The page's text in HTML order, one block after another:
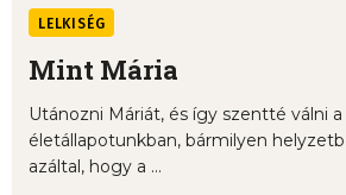
LELKISÉG
Mint Mária
Utánozni Máriát, és így szentté válni a
életállapotunkban, bármilyen
azáltal, hogy a ...